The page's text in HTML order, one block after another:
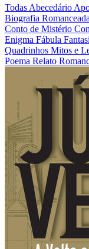
TodasAbecedário
Biografia
Conto de Mistério
Enigma Fábula
Quadrinhos Mitos e
Poema Relato